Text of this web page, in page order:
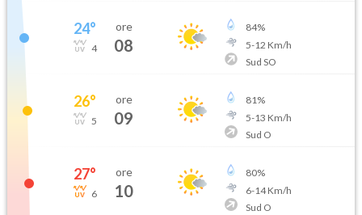
24°
4
ore
08
84%
5-12 Km/h
Sud SO
26°
5
ore
09
81%
5-13 Km/h
Sud O
27°
6
ore
10
80%
6-14Km/h
Sud O